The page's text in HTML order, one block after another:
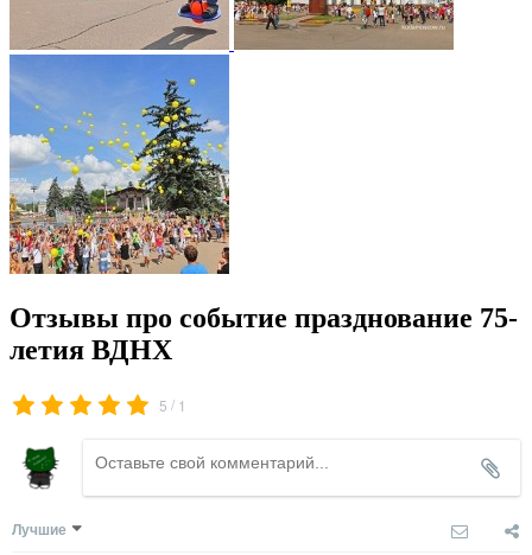
Отзывы про событие празднование 75-
летия ВДНХ
5 / 1
Лучшие